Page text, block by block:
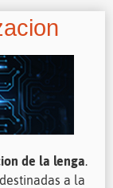
de la lenga.
a la